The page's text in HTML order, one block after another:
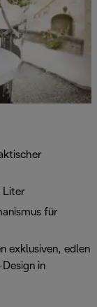
Liter
für
exklusiven, edlen
in